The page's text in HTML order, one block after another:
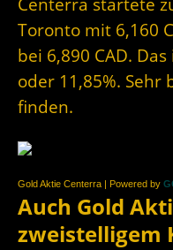
Toronto mit 6,160
bei 6,890 CAD.
oder 11,85%.
finden.
Gold Aktie Centerra | Powered by
Auch Gold
zweistelligem